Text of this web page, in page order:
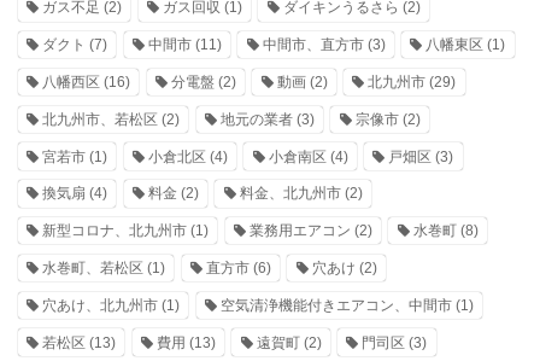
ガス不足 (2) ガス回収 (1) ダイキンうるさら (2)
ダクト (7) 中間市(11) 中間市、直方市(3) 八幡東区 (1)
八幡西区 (16) 分電盤 (2) 動画(2) 北九州市 (29)
北九州市、若松区 (2) 地元の業者(3) 宗像市(2)
宮若市 (1) 小倉北区 (4) 小倉南区 (4) 戸畑区 (3)
換気扇 (4) 料金 (2) 料金、北九州市(2)
新型コロナ、北九州市 (1) 業務用エアコン (2) 水巻町(8)
水巻町、若松区 (1) 直方市(6) 穴あけ (2)
穴あけ、北九州市 (1) 空気清浄機能付きエアコン、中間市(1)
若松区 (13) 費用 (13) 遠賀町(2) 門司区 (3)